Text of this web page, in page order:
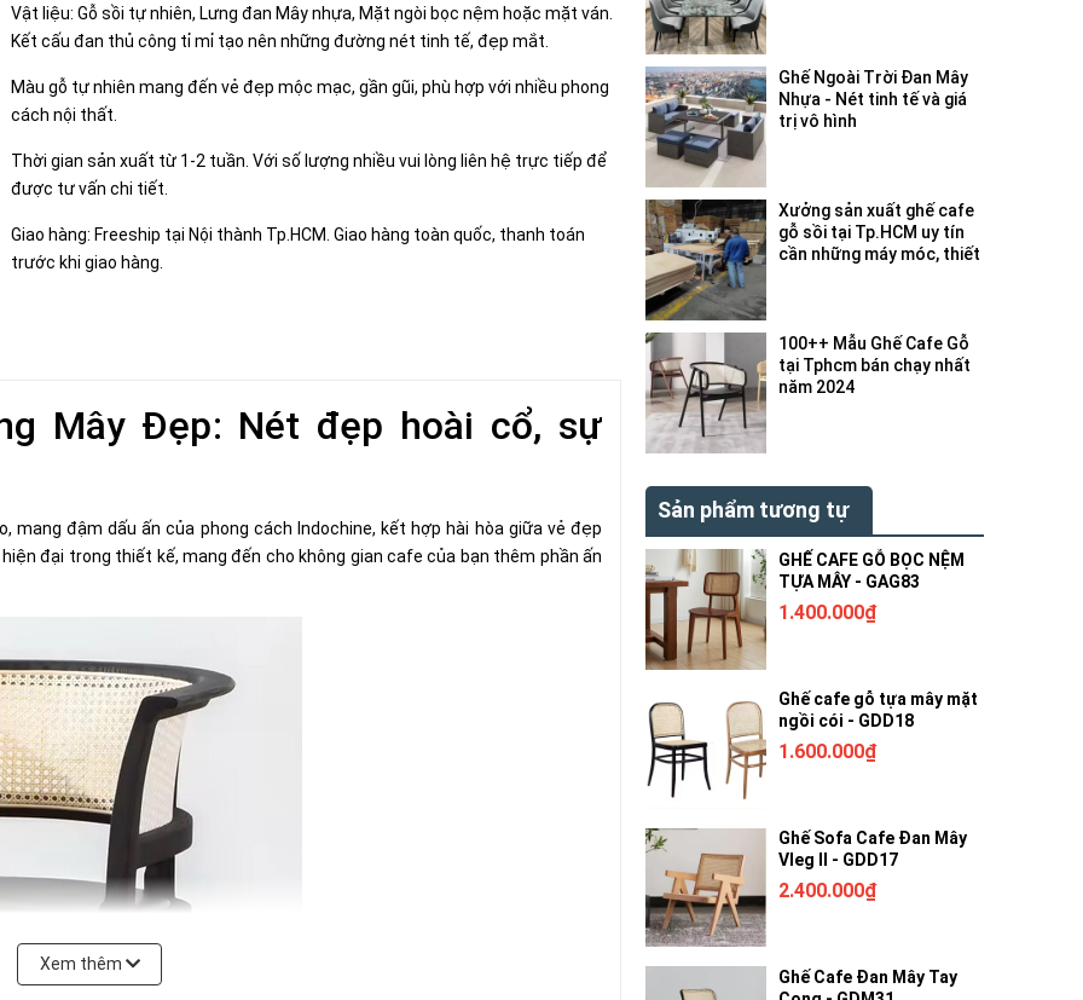
Vật liệu: Gỗ sồi tự nhiên, Lưng đan Mây nhựa, Mặt ngòi bọc nệm hoặc mặt ván.
Kết cấu đan thủ công tỉ mỉ tạo nên những đường nét tinh tế, đẹp mắt.
Màu gỗ tự nhiên mang đến vẻ đẹp mộc mạc, gần gũi, phù hợp với nhiều phong
cách nội thất.
Thời gian sản xuất từ 1-2 tuần. Với số lượng nhiều vui lòng liên hệ trực tiếp để
được tư vấn chi tiết.
Giao hàng: Freeship tại Nội thành Tp.HCM. Giao hàng toàn quốc, thanh toán
trước khi giao hàng.
Mây Đẹp: Nét đẹp hoài cổ, sự
mang đậm dấu ấn của phong cách Indochine, kết hợp hài hòa giữa vẻ đẹp
đại trong thiết kế, mang đến cho không gian cafe của bạn thêm phần ấn
Xem thêm
Ghế Ngoài Trời Đan Mây
Nhựa - Nét tinh tế và giá
trị vô hình
Xưởng sản xuất ghế cafe
gỗ sồi tại Tp.HCM uy tín
cần những máy móc, thiết
100++ Mẫu Ghế Cafe Gỗ
tại Tphcm bán chạy nhất
năm 2024
Sản phẩm tương tự
GHẾ CAFE GỖ BỌC NỆM
TỰA MÂY - GAG83
1.400.000₫
Ghế cafe gỗ tựa mây mặt
ngồi cói - GDD18
1.600.000₫
Ghế Sofa Cafe Đan Mây
Vleg II - GDD17
2.400.000₫
Ghế Cafe Đan Mây Tay